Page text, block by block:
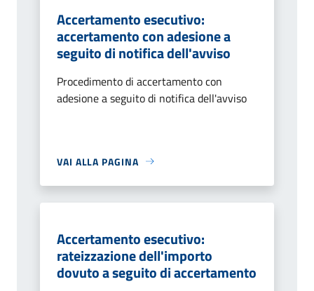
Accertamento esecutivo:
accertamento con adesione a
seguito di notifica dell'avviso
Procedimento di accertamento con
adesione a seguito di notifica dell'avviso
VAI ALLA PAGINA
Accertamento esecutivo:
rateizzazione dell'importo
dovuto a seguito di accertamento